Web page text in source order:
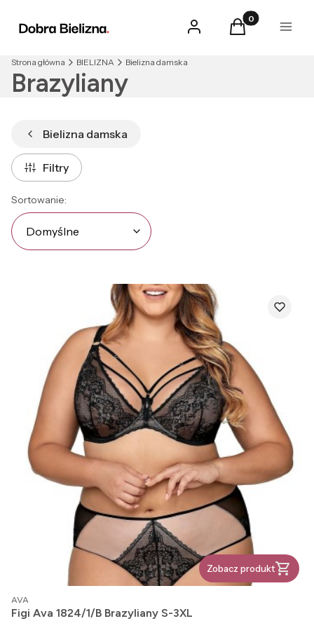
Zaloguj sięProdukty w
Koszyk Menu
Strona główna BIELIZNA Bielizna damska
Brazyliany
Bielizna damska
Filtry
Lista produktów
Sortowanie:
Domyślne
Zobacz produkt
PRODUCENT
AVA
Figi Ava 1824/1/B Brazyliany S-3XL